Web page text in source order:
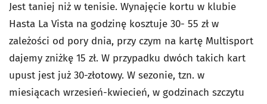
Jest taniej niż w tenisie. Wynajęcie kortu w klubie
Hasta La Vista na godzinę kosztuje 30- 55 zł w
zależości od pory dnia, przy czym na kartę Multisport
dajemy zniżkę 15 zł. W przypadku dwóch takich kart
upust jest już 30-złotowy. W sezonie, tzn. w
miesiącach wrzesień-kwiecień, w godzinach szczytu